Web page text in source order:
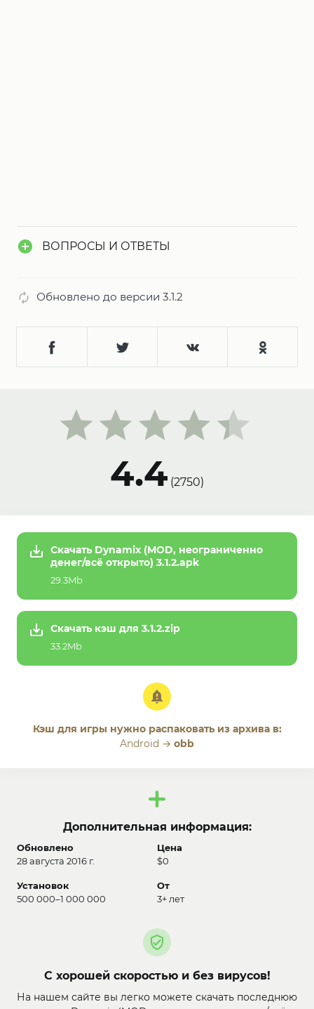
ВОПРОСЫ И ОТВЕТЫ
Обновлено до версии 3.1.2
4.4 (2750)
Скачать Dynamix (MOD, неограниченно
денег/всё открыто) 3.1.2.apk
29.3Mb
Скачать кэш для 3.1.2.zip
33.2Mb
Кэш для игры нужно распаковать из архива в:
Android → obb
Дополнительная информация:
Обновлено
28 августа 2016 г.
Цена
$0
Установок
500 000–1 000 000
От
3+ лет
С хорошей скоростью и без вирусов!
На нашем сайте вы легко можете скачать последнюю